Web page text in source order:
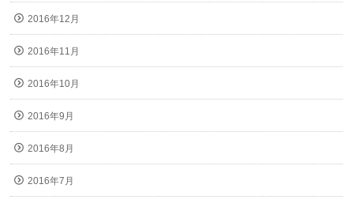
2016年12月
2016年11月
2016年10月
2016年9月
2016年8月
2016年7月